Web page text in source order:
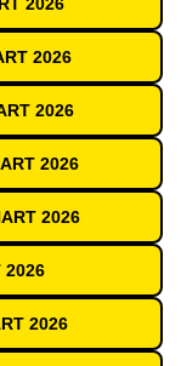
2026
2026
2026
2026
2026
2026
2026